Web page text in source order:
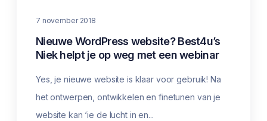
7 november 2018
Nieuwe WordPress website? Best4u’s
Niek helpt je op weg met een webinar
Yes, je nieuwe website is klaar voor gebruik! Na
het ontwerpen, ontwikkelen en finetunen van je
website kan ‘ie de lucht in en...